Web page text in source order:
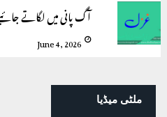
آگ پانی میں لگاتے
June 4, 2026
ملٹی میڈیا